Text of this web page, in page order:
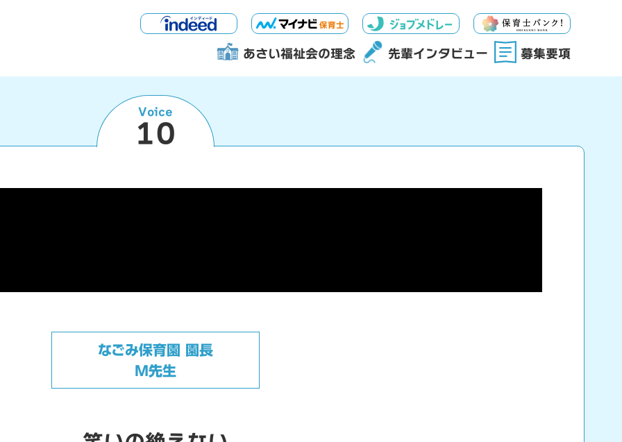
あさい福祉会の理念 先輩インタビュー 募集要項
Voice
10
なごみ保育園 園長
M先生